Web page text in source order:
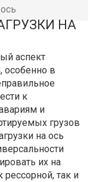
НА
аспект
особенно в
к
и
грузов
на ось
их на
так и